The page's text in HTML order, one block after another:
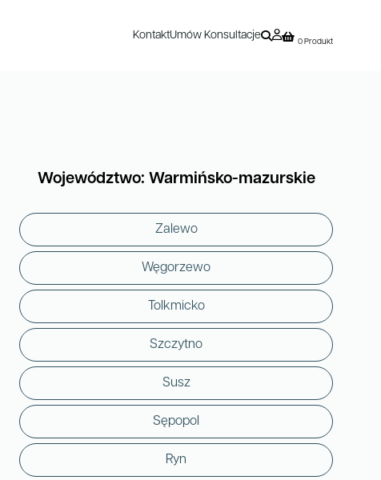
KontaktUmów Konsultacje
0 Produkt
Województwo: Warmińsko-mazurskie
Zalewo
Węgorzewo
Tolkmicko
Szczytno
Susz
Sępopol
Ryn